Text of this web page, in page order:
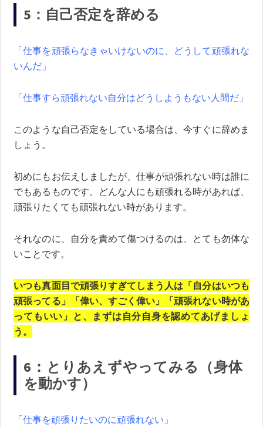
5：自己否定を辞める
「仕事を頑張らなきゃいけないのに、どうして頑張れな
いんだ」
「仕事すら頑張れない自分はどうしようもない人間だ」
このような自己否定をしている場合は、今すぐに辞めま
しょう。
初めにもお伝えしましたが、仕事が頑張れない時は誰に
でもあるものです。どんな人にも頑張れる時があれば、
頑張りたくても頑張れない時があります。
それなのに、自分を責めて傷つけるのは、とても勿体な
いことです。
いつも真面目で頑張りすぎてしまう人は「自分はいつも
頑張ってる」「偉い、すごく偉い」「頑張れない時があ
ってもいい」と、まずは自分自身を認めてあげましょ
う。
6：とりあえずやってみる（身体
を動かす）
「仕事を頑張りたいのに頑張れない」